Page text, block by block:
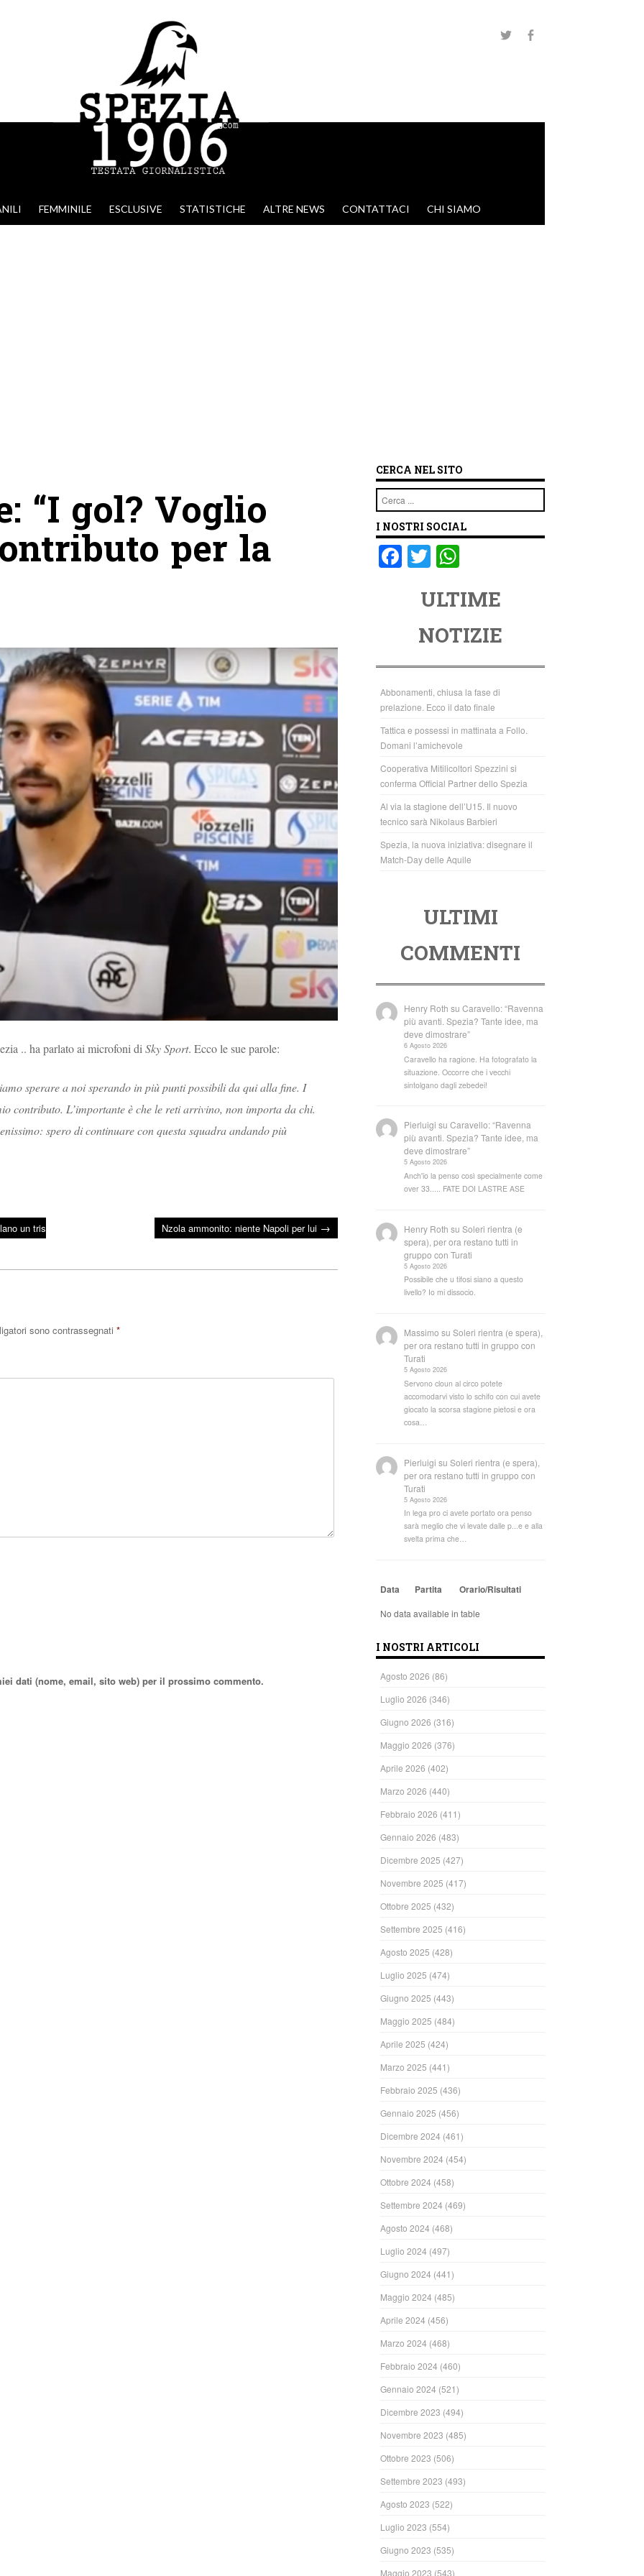
FEMMINILE ESCLUSIVE STATISTICHE ALTRE NEWS CONTATTACI CHI SIAMO
“I gol? Voglio
per la
.. ha parlato ai microfoni di Sky Sport. Ecco le sue parole:
sperare a noi sperando in più punti possibili da qui alla fine. I
contributo. L’importante è che le reti arrivino, non importa da chi.
spero di continuare con questa squadra andando più
un tris
Nzola ammonito: niente Napoli per lui →
sono contrassegnati *
dati (nome, email, sito web) per il prossimo commento.
CERCA NEL SITO
Cerca
I NOSTRI SOCIAL
F
o
o
k
T
tt
er
at
s
A
p
p
ULTIME
NOTIZIE
Abbonamenti, chiusa la fase di
prelazione. Ecco il dato finale
Tattica e possessi in mattinata a Follo.
Domani l’amichevole
Cooperativa Mitilicoltori Spezzini si
conferma Official Partner dello Spezia
Al via la stagione dell’U15. Il nuovo
tecnico sarà Nikolaus Barbieri
Spezia, la nuova iniziativa: disegnare il
Match-Day delle Aquile
ULTIMI
COMMENTI
Henry Roth suCaravello: “Ravenna
più avanti. Spezia? Tante idee, ma
deve dimostrare”
6 Agosto 2026
Caravello ha ragione. Ha fotografato la
situazione. Occorre che i vecchi
sintolgano dagli zebedei!
Pierluigi suCaravello: “Ravenna
più avanti. Spezia? Tante idee, ma
deve dimostrare”
5 Agosto 2026
Anch'io la penso così specialmente come
over 33..... FATE DOI LASTRE ASE
Henry Roth suSoleri rientra (e
spera), per ora restano tutti in
gruppo con Turati
5 Agosto 2026
Possibile che u tifosi siano a questo
livello? Io mi dissocio.
Massimo suSoleri rientra (e spera),
per ora restano tutti in gruppo con
Turati
5 Agosto 2026
Servono cloun al circo potete
accomodarvi visto lo schifo con cui avete
giocato la scorsa stagione pietosi e ora
cosa…
Pierluigi suSoleri rientra (e spera),
per ora restano tutti in gruppo con
Turati
5 Agosto 2026
In lega pro ci avete portato ora penso
sarà meglio che vi levate dalle p...e e alla
svelta prima che…
Data Partita Orario/Risultati
No data available in table
I NOSTRI ARTICOLI
Agosto 2026 (86)
Luglio 2026 (346)
Giugno 2026 (316)
Maggio 2026 (376)
Aprile 2026 (402)
Marzo 2026 (440)
Febbraio 2026 (411)
Gennaio 2026 (483)
Dicembre 2025 (427)
Novembre 2025 (417)
Ottobre 2025 (432)
Settembre 2025 (416)
Agosto 2025 (428)
Luglio 2025 (474)
Giugno 2025 (443)
Maggio 2025 (484)
Aprile 2025 (424)
Marzo 2025 (441)
Febbraio 2025 (436)
Gennaio 2025 (456)
Dicembre 2024 (461)
Novembre 2024 (454)
Ottobre 2024 (458)
Settembre 2024 (469)
Agosto 2024 (468)
Luglio 2024 (497)
Giugno 2024 (441)
Maggio 2024 (485)
Aprile 2024 (456)
Marzo 2024 (468)
Febbraio 2024 (460)
Gennaio 2024 (521)
Dicembre 2023 (494)
Novembre 2023 (485)
Ottobre 2023 (506)
Settembre 2023 (493)
Agosto 2023 (522)
Luglio 2023 (554)
Giugno 2023 (535)
Maggio 2023 (543)